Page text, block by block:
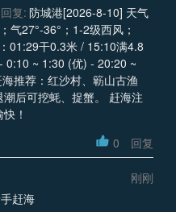
回复: 防城港[2026-8-10] 天气
气27°-36°；1-2级西风；
01:29干0.3米 / 15:10满4.8
0:10 ~ 1:30 (优) - 20:20 ~
推荐：红沙村、簕山古渔
后可挖蚝、捉蟹。 赶海注
！
0 回复
刚刚
赶海